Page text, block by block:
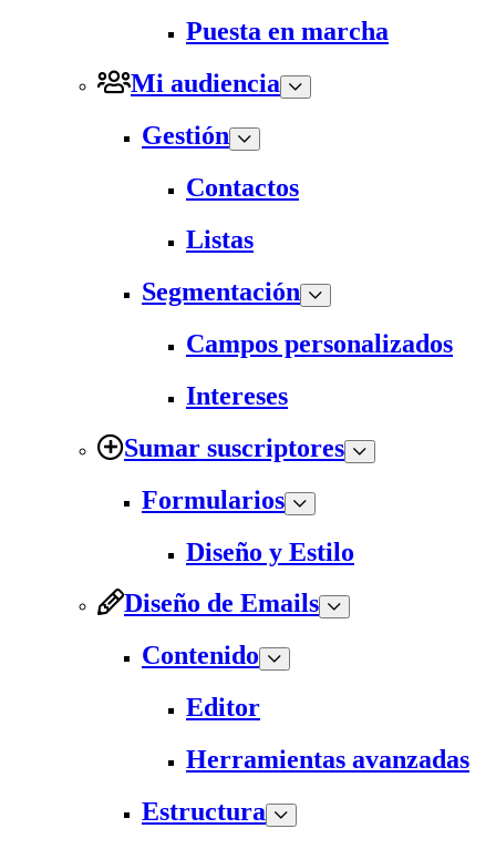
Puesta en marcha
Mi audiencia
Gestión
Contactos
Listas
Segmentación
Campos personalizados
Intereses
Sumar suscriptores
Formularios
Diseño y Estilo
Diseño de Emails
Contenido
Editor
Herramientas avanzadas
Estructura